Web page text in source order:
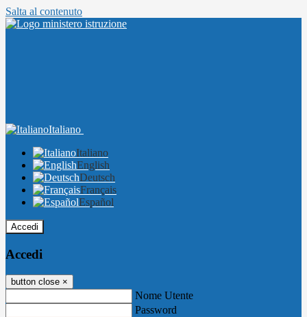
Salta al contenuto
Italiano
Italiano
English
Deutsch
Français
Español
Accedi
Accedi
button close ×
Nome Utente
Password